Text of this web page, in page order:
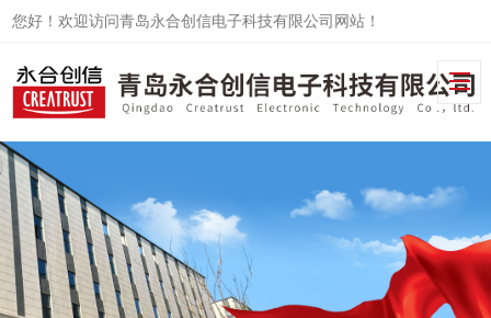
您好！欢迎访问青岛永合创信电子科技有限公司网站！